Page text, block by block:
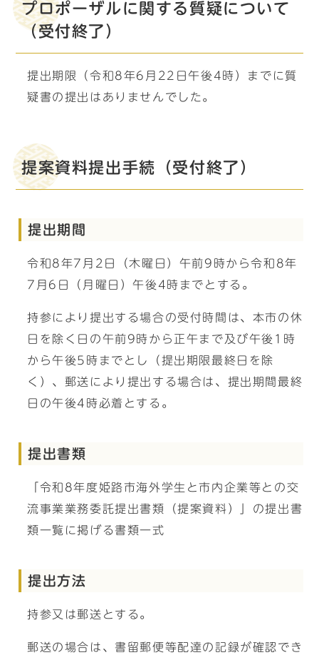
プロポーザルに関する質疑について
（受付終了）
提出期限（令和8年6月22日午後4時）までに質
疑書の提出はありませんでした。
提案資料提出手続（受付終了）
提出期間
令和8年7月2日（木曜日）午前9時から令和8年
7月6日（月曜日）午後4時までとする。
持参により提出する場合の受付時間は、本市の休
日を除く日の午前9時から正午まで及び午後1時
から午後5時までとし（提出期限最終日を除
く）、郵送により提出する場合は、提出期間最終
日の午後4時必着とする。
提出書類
「令和8年度姫路市海外学生と市内企業等との交
流事業業務委託提出書類（提案資料）」の提出書
類一覧に掲げる書類一式
提出方法
持参又は郵送とする。
郵送の場合は、書留郵便等配達の記録が確認でき